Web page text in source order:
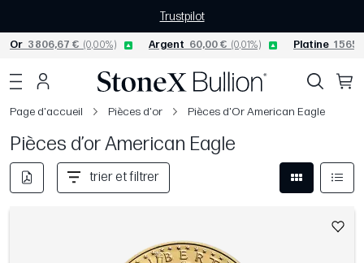
Trustpilot
Or 3 806,67 € (0,00%) Argent 60,00 € (0,01%) Platine 1
Page d'accueil Pièces d'or Pièces d'Or American Eagle
Pièces d’or American Eagle
trier et filtrer